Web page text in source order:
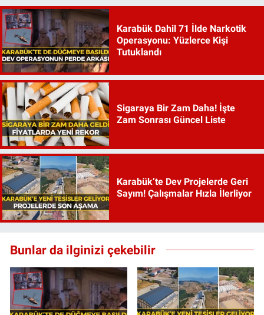
Karabük Dahil 71 İlde Narkotik
Operasyonu: Yüzlerce Kişi
Tutuklandı
Sigaraya Bir Zam Daha! İşte
Zam Sonrası Güncel Liste
Karabük’te Dev Projelerde Geri
Sayım! Çalışmalar Hızla İlerliyor
Bunlar da ilginizi çekebilir